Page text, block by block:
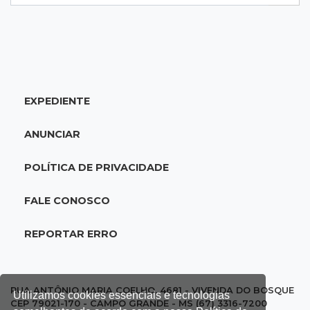
Utilizamos cookies essenciais e tecnologias
18:28Concurso 3.042
acumulado em R$ 165 milhões
18:05Energia renovável
Produção de biodiesel cresce 32% em MS e
abordagem policial no Noroeste
EXPEDIENTE
ANUNCIAR
POLÍTICA DE PRIVACIDADE
FALE CONOSCO
REPORTAR ERRO
RUA ANTÔNIO MARIA COELHO, 4681 - VIVENDA DO BOSQUE
CEP 79021-170 - CAMPO GRANDE - MS (67) 3316-7200